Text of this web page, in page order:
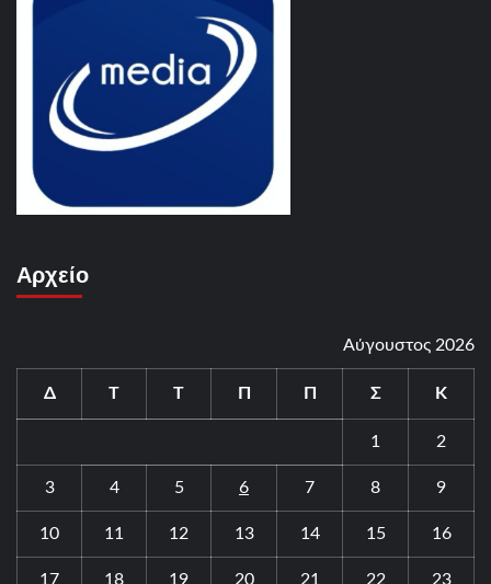
Αρχείο
Αύγουστος 2026
Δ Τ Τ Π Π Σ Κ
1 2
3 4 5 6 7 8 9
10 11 12 13 14 15 16
17 18 19 20 21 22 23